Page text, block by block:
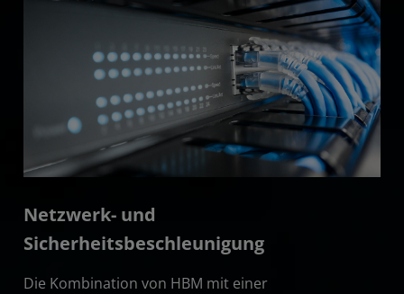
Netzwerk- und
Sicherheitsbeschleunigung
Die Kombination von HBM mit einer